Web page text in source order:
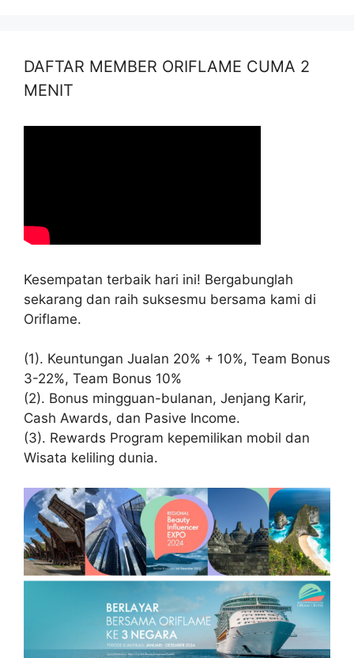
DAFTAR MEMBER ORIFLAME CUMA 2
MENIT
Kesempatan terbaik hari ini! Bergabunglah
sekarang dan raih suksesmu bersama kami di
Oriflame.
(1). Keuntungan Jualan 20% + 10%, Team Bonus
3-22%, Team Bonus 10%
(2). Bonus mingguan-bulanan, Jenjang Karir,
Cash Awards, dan Pasive Income.
(3). Rewards Program kepemilikan mobil dan
Wisata keliling dunia.